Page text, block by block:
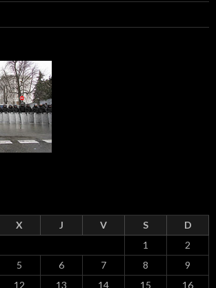
X J V S
D
1
2
5 6 7 8
9
12 13 14 15 16